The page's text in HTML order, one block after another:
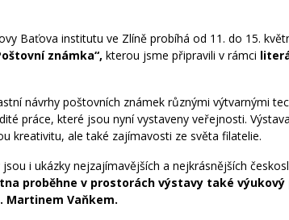
Baťova institutu ve Zlíně probíhá od 11. do 15.
známka“, kterou jsme připravili v rámci
návrhy poštovních známek různými výtvarnými
práce, které jsou nyní vystaveny veřejnosti.
kreativitu, ale také zajímavosti ze světa filatelie.
i ukázky nejzajímavějších a nejkrásnějších
proběhne v prostorách výstavy také
Vaňkem.